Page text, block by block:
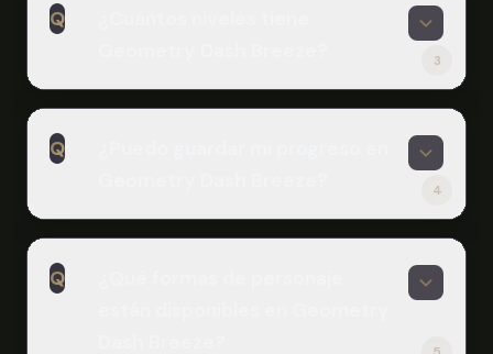
Combinaron su pasión por el juego
hecha por fans con 10 niveles únicos.
Q
A
Ghost Ship y Cloud Buster (Más
3
Q
A
4
Q